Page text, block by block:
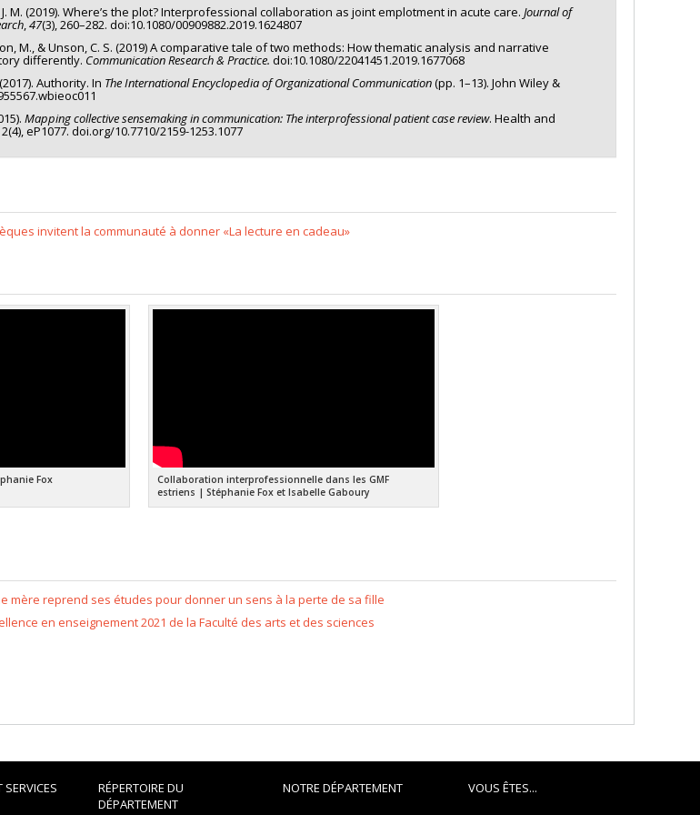
J. M. (2019). Where’s the plot? Interprofessional collaboration as joint emplotment in acute care. Journal of
,47(3), 260–282. doi:10.1080/00909882.2019.1624807
M., & Unson, C. S. (2019) A comparative tale of two methods: How thematic analysis and narrative
differently. Communication Research & Practice. doi:10.1080/22041451.2019.1677068
(2017). Authority. In The International Encyclopedia of Organizational Communication(pp. 1–13). John Wiley &
Mapping collective sensemaking in communication: The interprofessional patient case review. Health and
eP1077. d oi.org/10.7710/2159-1253.1077
invitent la communauté à donner «La lecture en cadeau»
Fox
Collaboration interprofessionnelle dans les GMF
estriens | Stéphanie Fox et Isabelle Gaboury
mère reprend ses études pour donner un sens à la perte de sa fille
en enseignement 2021 de la Faculté des arts et des sciences
SERVICES
RÉPERTOIRE DU
DÉPARTEMENT
NOTRE DÉPARTEMENT VOUS ÊTES...